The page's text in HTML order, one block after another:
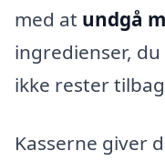
med at undgå
ingredienser,
ikke rester
Kasserne giver